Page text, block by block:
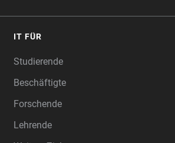
IT FÜR
Studierende
Beschäftigte
Forschende
Lehrende